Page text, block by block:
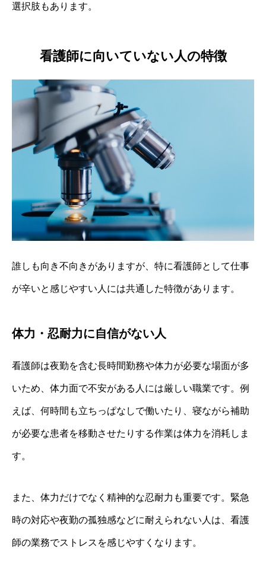
選択肢もあります。
看護師に向いていない人の特徴
誰しも向き不向きがありますが、特に看護師として仕事
が辛いと感じやすい人には共通した特徴があります。
体力・忍耐力に自信がない人
看護師は夜勤を含む長時間勤務や体力が必要な場面が多
いため、体力面で不安がある人には厳しい職業です。例
えば、何時間も立ちっぱなしで働いたり、寝ながら補助
が必要な患者を移動させたりする作業は体力を消耗しま
す。
また、体力だけでなく精神的な忍耐力も重要です。緊急
時の対応や夜勤の孤独感などに耐えられない人は、看護
師の業務でストレスを感じやすくなります。